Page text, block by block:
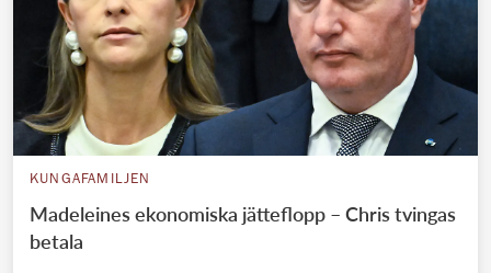
KUNGAFAMILJEN
Madeleines ekonomiska jätteflopp – Chris tvingas
betala